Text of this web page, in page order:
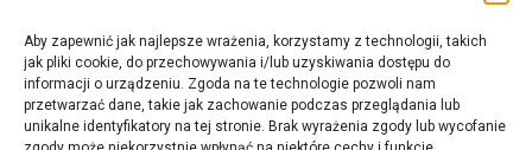
Aby zapewnić jak najlepsze wrażenia, korzystamy z technologii, takich
jak pliki cookie, do przechowywania i/lub uzyskiwania dostępu do
informacji o urządzeniu. Zgoda na te technologie pozwoli nam
przetwarzać dane, takie jak zachowanie podczas przeglądania lub
unikalne identyfikatory na tej stronie. Brak wyrażenia zgody lub wycofanie
Sprzedaż internetowa
Tel:605 603 753